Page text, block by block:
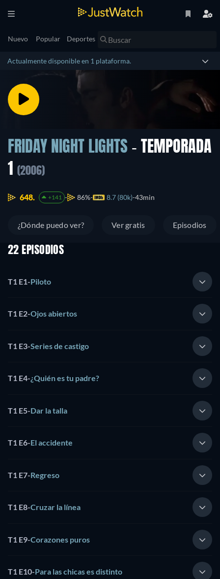
Nuevo Popular Deportes
Actualmente disponible en 1 plataforma.
FRIDAY NIGHT LIGHTS - TEMPORADA
1
(2006)
648. +141 86% 8.7 (80k) 43min
¿Dónde puedo ver? Ver gratis Episodios
22 EPISODIOS
T1 E1-Piloto
T1 E2-Ojos abiertos
T1 E3-Series de castigo
T1 E4-¿Quién es tu padre?
T1 E5-Dar la talla
T1 E6-El accidente
T1 E7-Regreso
T1 E8-Cruzar la línea
T1 E9-Corazones puros
T1 E10-Para las chicas es distinto